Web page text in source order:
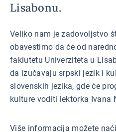
Lisabonu.
Veliko nam je zadovoljstvo
obavestimo da će od
faklutetu Univerziteta u
da izučavaju srpski jezik i
slovenskih jezika, gde će
kulture voditi lektorka Ivana
Više informacija možete